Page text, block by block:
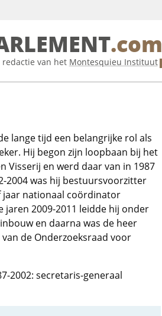
.com
van het Montesquieu Instituut
lange tijd een belangrijke rol als
Hij begon zijn loopbaan bij het
Visserij en werd daar van in 1987
2004 was hij bestuursvoorzitter
jaar nationaal coördinator
2009-2011 leidde hij onder
en daarna was de heer
de Onderzoeksraad voor
2002: secretaris-generaal